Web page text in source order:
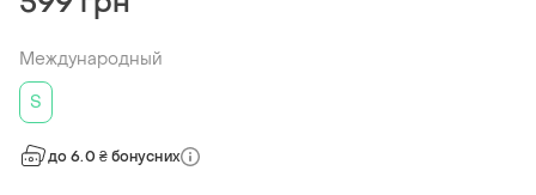
Международный
S
до 6.0 ₴ бонусних